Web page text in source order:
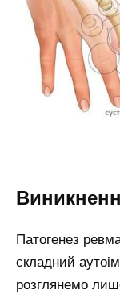
Патогенез
складний
розглянемо